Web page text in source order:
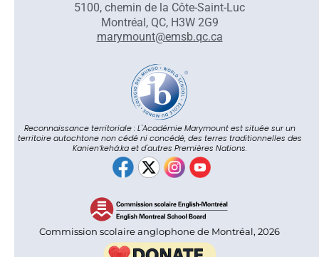
5100, chemin de la Côte-Saint-Luc
Montréal, QC, H3W 2G9
marymount@emsb.qc.ca
Reconnaissance territoriale : L'Académie Marymount est située sur un
territoire autochtone non cédé ni concédé, des terres traditionnelles des
Kanienʼkehá:ka et d'autres Premières Nations.
Commission scolaire anglophone de Montréal, 2026